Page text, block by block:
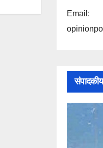
Email:
संपादकीय